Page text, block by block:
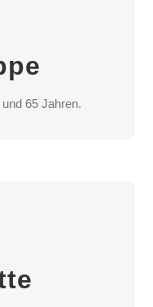
65 Jahren.
65 Jahren.
Kontakten älterer